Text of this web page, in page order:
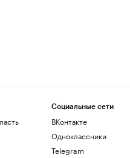
Социальные сети
ВКонтакте
Одноклассники
Telegram